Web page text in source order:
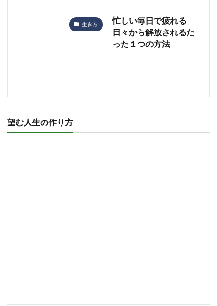
生き方
忙しい毎日で疲れる
日々から解放されるた
った１つの方法
望む人生の作り方